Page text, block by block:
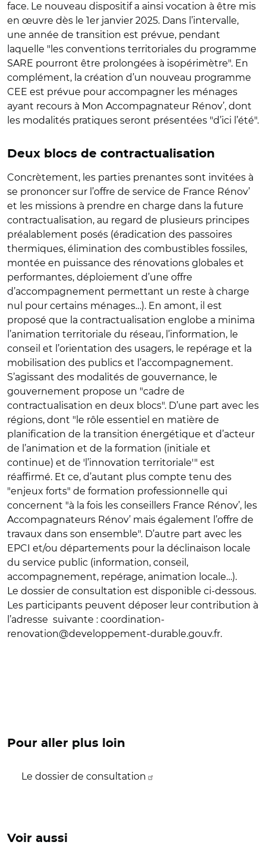
face. Le nouveau dispositif a ainsi vocation à être mis
en œuvre dès le 1er janvier 2025. Dans l’intervalle,
une année de transition est prévue, pendant
laquelle "les conventions territoriales du programme
SARE pourront être prolongées à isopérimètre". En
complément, la création d’un nouveau programme
CEE est prévue pour accompagner les ménages
ayant recours à Mon Accompagnateur Rénov’, dont
les modalités pratiques seront présentées "d’ici l’été".
Deux blocs de contractualisation
Concrètement, les parties prenantes sont invitées à
se prononcer sur l’offre de service de France Rénov’
et les missions à prendre en charge dans la future
contractualisation, au regard de plusieurs principes
préalablement posés (éradication des passoires
thermiques, élimination des combustibles fossiles,
montée en puissance des rénovations globales et
performantes, déploiement d’une offre
d’accompagnement permettant un reste à charge
nul pour certains ménages…). En amont, il est
proposé que la contractualisation englobe a minima
l’animation territoriale du réseau, l’information, le
conseil et l’orientation des usagers, le repérage et la
mobilisation des publics et l’accompagnement.
S’agissant des modalités de gouvernance, le
gouvernement propose un "cadre de
contractualisation en deux blocs". D’une part avec les
régions, dont "le rôle essentiel en matière de
planification de la transition énergétique et d’acteur
de l’animation et de la formation (initiale et
continue) et de 'l’innovation territoriale'" est
réaffirmé. Et ce, d’autant plus compte tenu des
"enjeux forts" de formation professionnelle qui
concernent "à la fois les conseillers France Rénov’, les
Accompagnateurs Rénov’ mais également l’offre de
travaux dans son ensemble". D’autre part avec les
EPCI et/ou départements pour la déclinaison locale
du service public (information, conseil,
accompagnement, repérage, animation locale…).
Le dossier de consultation est disponible ci-dessous.
Les participants peuvent déposer leur contribution à
l’adresse suivante : coordination-
renovation@developpement-durable.gouv.fr.
Pour aller plus loin
Le dossier de consultation
Voir aussi